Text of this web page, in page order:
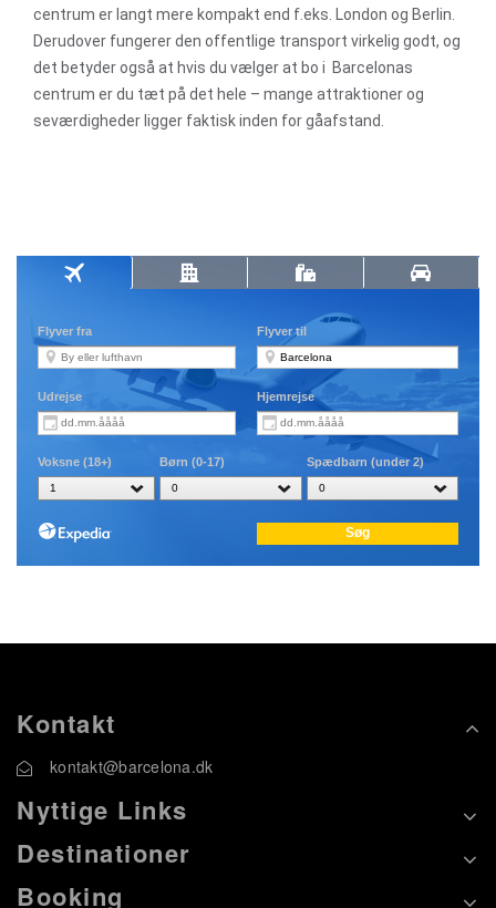
centrum er langt mere kompakt end f.eks. London og Berlin.
Derudover fungerer den offentlige transport virkelig godt, og
det betyder også at hvis du vælger at bo i Barcelonas
centrum er du tæt på det hele – mange attraktioner og
seværdigheder ligger faktisk inden for gåafstand.
Kontakt
kontakt@barcelona.dk
Nyttige Links
Destinationer
Booking